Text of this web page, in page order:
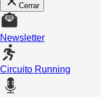
Cerrar
Newsletter
Circuito Running